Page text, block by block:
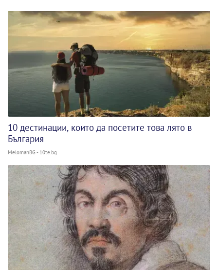
10 дестинации, които да посетите това лято в
България
MelomanBG - 10te.bg